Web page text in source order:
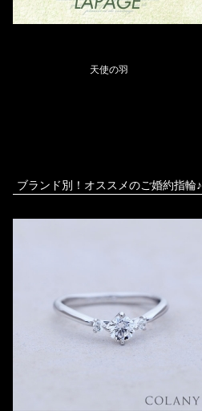
天使の羽
ブランド別！オススメのご婚約指輪♪